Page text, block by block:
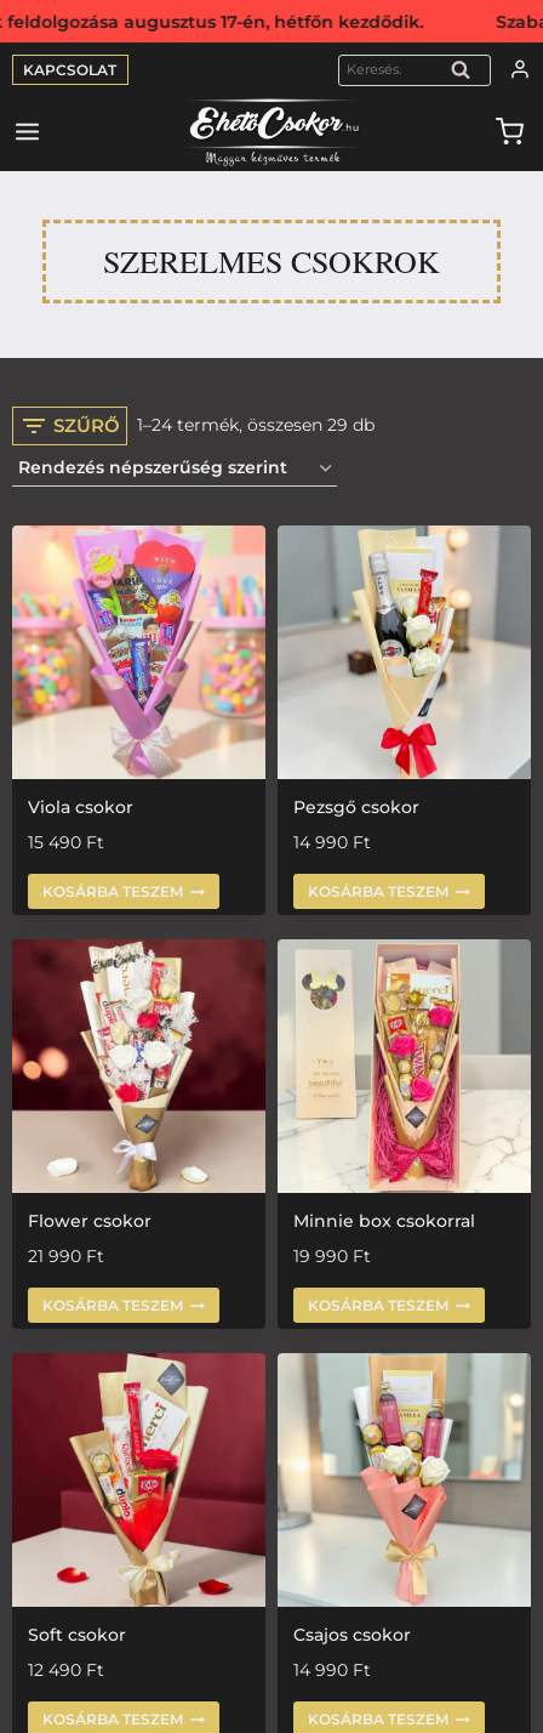
17-én, hétfőn kezdődik. Szabadság
KAPCSOLAT KERESÉS
SZERELMES CSOKROK
SZŰRŐ 1–24 termék, összesen 29 db
Viola csokor
15 490 Ft
KOSÁRBA TESZEM
Pezsgő csokor
14 990 Ft
KOSÁRBA TESZEM
Flower csokor
21 990 Ft
KOSÁRBA TESZEM
Minnie box csokorral
19 990 Ft
KOSÁRBA TESZEM
Soft csokor
12 490 Ft
KOSÁRBA TESZEM
Csajos csokor
14 990 Ft
KOSÁRBA TESZEM